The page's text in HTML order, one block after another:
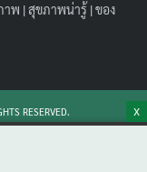
ไร ?
บข้อดี-ข้อจำกัด
าพ |สุขภาพน่ารู้ |ของ
RESERVED. X